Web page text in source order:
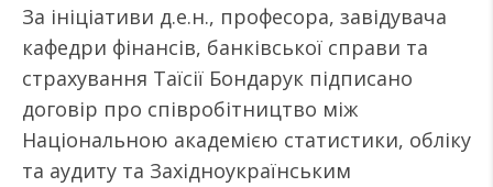
За ініціативи д.е.н., професора, завідувача
кафедри фінансів, банківської справи та
страхування Таїсії Бондарук підписано
договір про співробітництво між
Національною академією статистики, обліку
та аудиту та Західноукраїнським